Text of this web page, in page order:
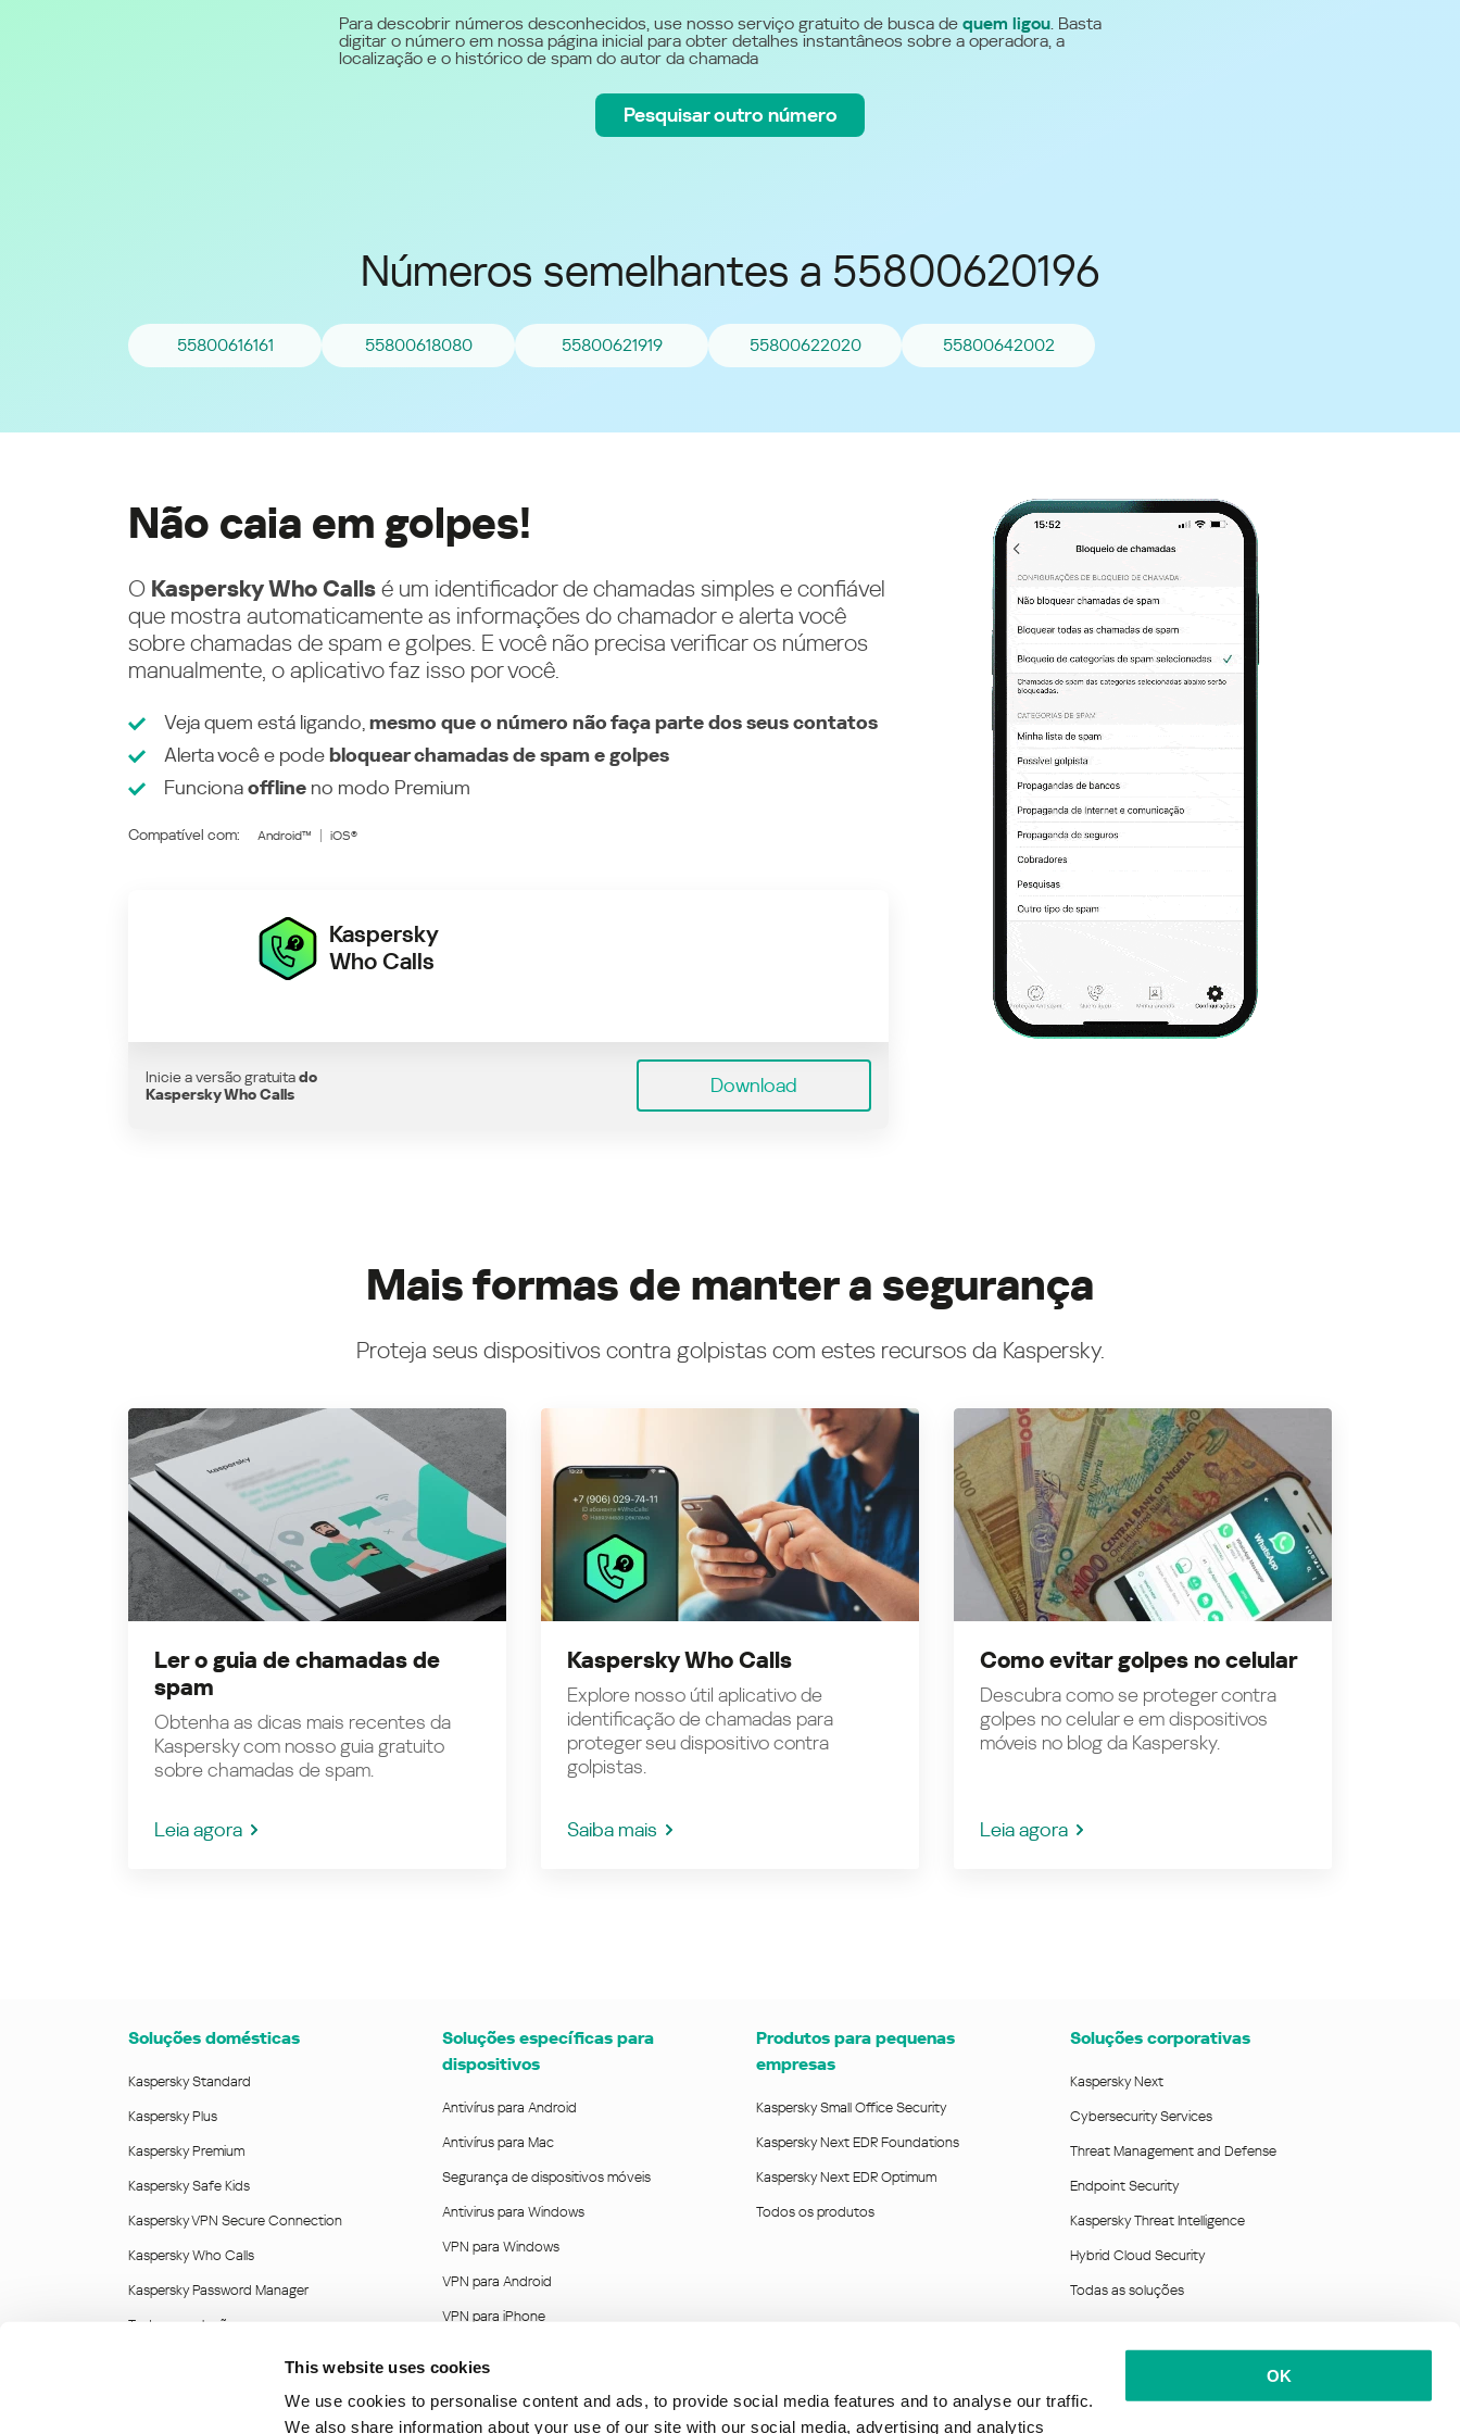
This website uses cookies
We use cookies to personalise content and ads, to provide social media features and to analyse our traffic.
We also share information about your use of our site with our social media, advertising and analytics
OK
Україна (Ukraine)
Para todos os demais
Para descobrir números desconhecidos, use nosso serviço gratuito de busca de quem ligou. Basta
digitar o número em nossa página inicial para obter detalhes instantâneos sobre a operadora, a
localização e o histórico de spam do autor da chamada
Pesquisar outro número
Números semelhantes a 55800620196
55800616161 55800618080 55800621919 55800622020 55800642002
Não caia em golpes!
O Kaspersky Who Calls é um identificador de chamadas simples e confiável
que mostra automaticamente as informações do chamador e alerta você
sobre chamadas de spam e golpes. E você não precisa verificar os números
manualmente, o aplicativo faz isso por você.
Veja quem está ligando, mesmo que o número não faça parte dos seus contatos
Alerta você e podebloquear chamadas de spam e golpes
Funcionaoffline no modo Premium
Compatível com: Android™ iOS®
Kaspersky
Who Calls
Inicie a versão gratuitado
Kaspersky Who Calls
Download
Mais formas de manter a segurança
Proteja seus dispositivos contra golpistas com estes recursos da Kaspersky.
Ler o guia de chamadas de
spam
Obtenha as dicas mais recentes da
Kaspersky com nosso guia gratuito
sobre chamadas de spam.
Leia agora
Kaspersky Who Calls
Explore nosso útil aplicativo de
identificação de chamadas para
proteger seu dispositivo contra
golpistas.
Saiba mais
Como evitar golpes no celular
Descubra como se proteger contra
golpes no celular e em dispositivos
móveis no blog da Kaspersky.
Leia agora
Soluções domésticas
Kaspersky Standard
Kaspersky Plus
Kaspersky Premium
Kaspersky Safe Kids
Kaspersky VPN Secure Connection
Kaspersky Who Calls
Kaspersky Password Manager
Todas as soluções
Soluções específicas para
dispositivos
Antivírus para Android
Antivírus para Mac
Segurança de dispositivos móveis
Antivirus para Windows
VPN para Windows
VPN para Android
VPN para iPhone
Produtos para pequenas
empresas
Kaspersky Small Office Security
Kaspersky Next EDR Foundations
Kaspersky Next EDR Optimum
Todos os produtos
Soluções corporativas
Kaspersky Next
Cybersecurity Services
Threat Management and Defense
Endpoint Security
Kaspersky Threat Intelligence
Hybrid Cloud Security
Todas as soluções